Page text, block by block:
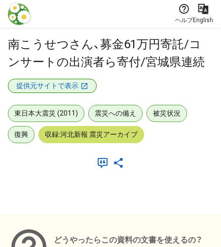
本文に飛ぶ
ヘルプEnglish
南こうせつさん、募金61万円寄託/コ
ンサートの出演者ら寄付/宮城県連続
提供元サイトで表示
東日本大震災 (2011) 震災への備え 被災状況
復興 収録:河北新報 震災アーカイブ
どうやったらこの資料の文書を使えるの？